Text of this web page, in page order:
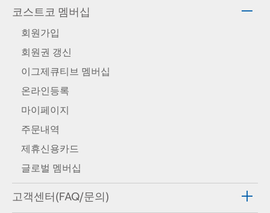
코스트코 멤버십
회원가입
회원권 갱신
이그제큐티브 멤버십
온라인등록
마이페이지
주문내역
제휴신용카드
글로벌 멤버십
고객센터(FAQ/문의)